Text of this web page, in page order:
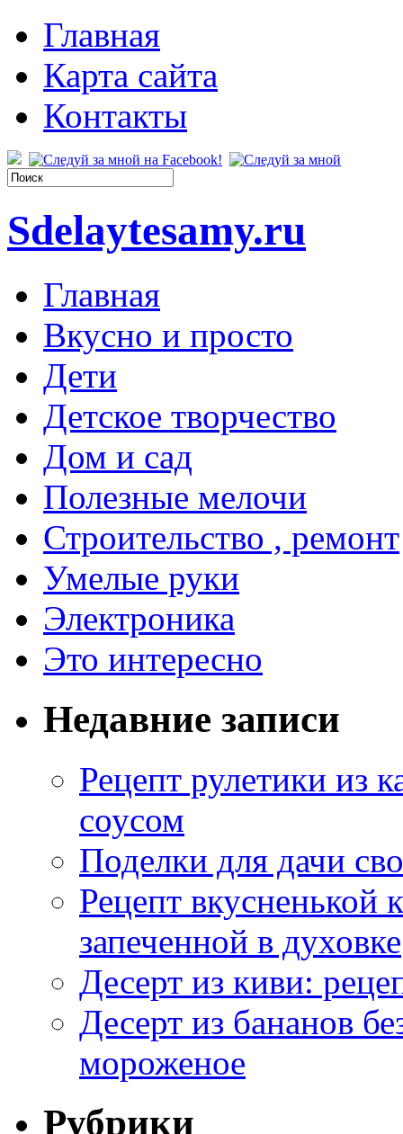
Главная
Карта сайта
Контакты
Sdelaytesamy.ru
Главная
Вкусно и просто
Дети
Детское творчество
Дом и сад
Полезные мелочи
Строительство , ремонт
Умелые руки
Электроника
Это интересно
Недавние записи
Рецепт рулетики из
соусом
Поделки для дачи
Рецепт
запеченной в духовке
Десерт из киви:
Десерт из бананов
мороженое
Рубрики